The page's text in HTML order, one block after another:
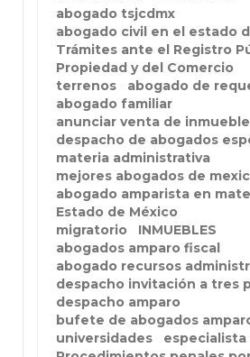
abogado tsjcdmx
abogado civil en el estado
Trámites ante el Registro
Propiedad y del Comercio
terrenos
abogado de
abogado familiar
anunciar venta de inmueble
despacho de abogados
materia administrativa
mejores abogados de
abogado amparista en
Estado de México
migratorio
INMUEBLES
abogados amparo fiscal
abogado recursos
despacho invitación a tres
despacho amparo
bufete de abogados
universidades
especialista